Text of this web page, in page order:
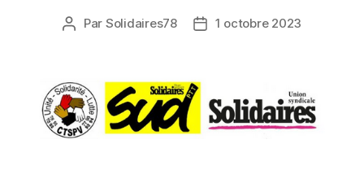
Auteur
Par Solidaires78
Date1 octobre 2023